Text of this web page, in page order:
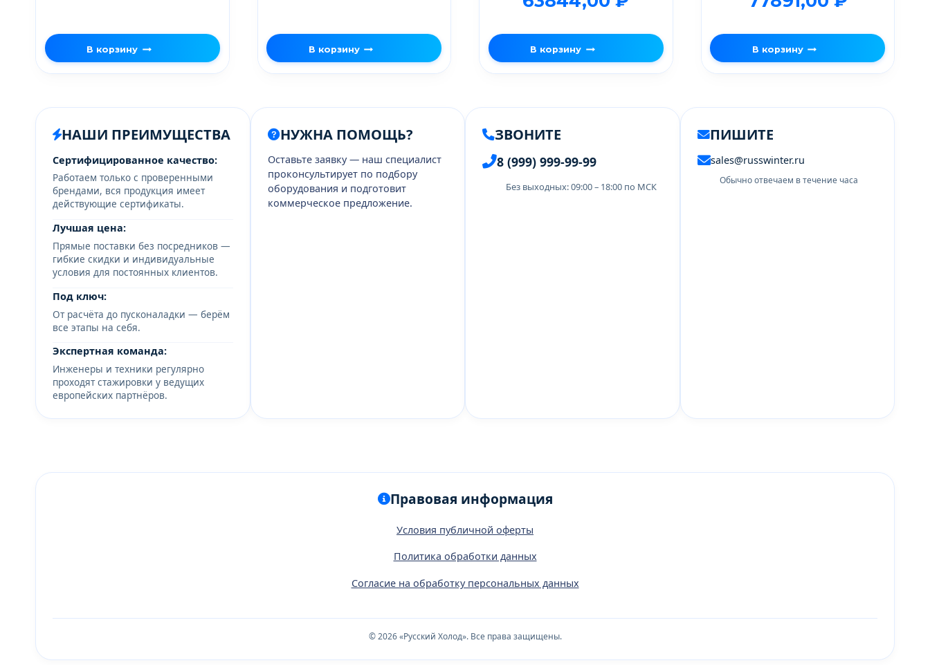
В корзину В корзину В корзину В корзину
НАШИ ПРЕИМУЩЕСТВА
Сертифицированное качество:
Работаем только с проверенными
брендами, вся продукция имеет
действующие сертификаты.
Лучшая цена:
Прямые поставки без посредников —
гибкие скидки и индивидуальные
условия для постоянных клиентов.
Под ключ:
От расчёта до пусконаладки — берём
все этапы на себя.
Экспертная команда:
Инженеры и техники регулярно
проходят стажировки у ведущих
европейских партнёров.
НУЖНА ПОМОЩЬ?
Оставьте заявку — наш специалист
проконсультирует по подбору
оборудования и подготовит
коммерческое предложение.
ЗВОНИТЕ
8 (999) 999-99-99
Без выходных: 09:00 – 18:00 по МСК
ПИШИТЕ
sales@russwinter.ru
Обычно отвечаем в течение часа
Правовая информация
Условия публичной оферты
Политика обработки данных
Согласие на обработку персональных данных
© 2026 «Русский Холод». Все права защищены.